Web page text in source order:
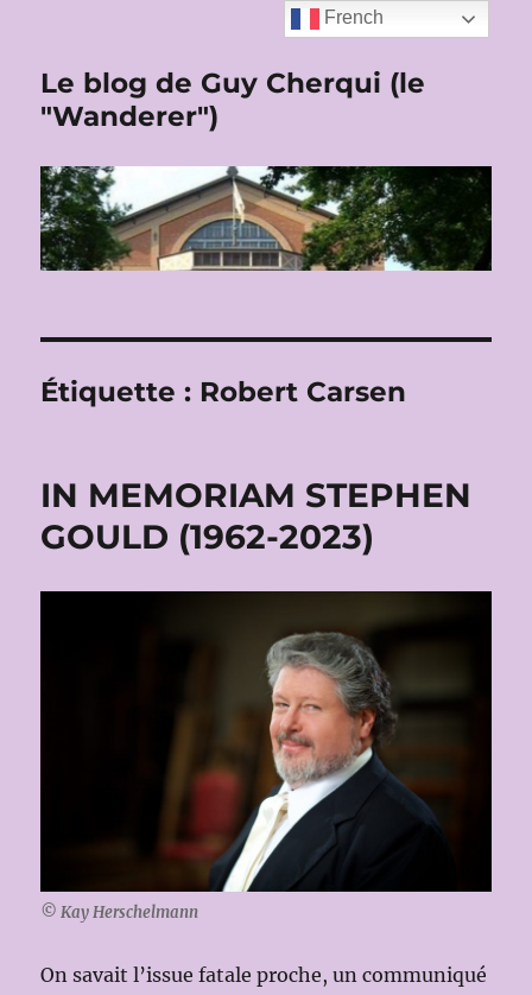
Le blog de Guy Cherqui (le
"Wanderer")
Étiquette : Robert Carsen
IN MEMORIAM STEPHEN
GOULD (1962-2023)
© Kay Herschelmann
On savait l’issue fatale proche, un communiqué
French